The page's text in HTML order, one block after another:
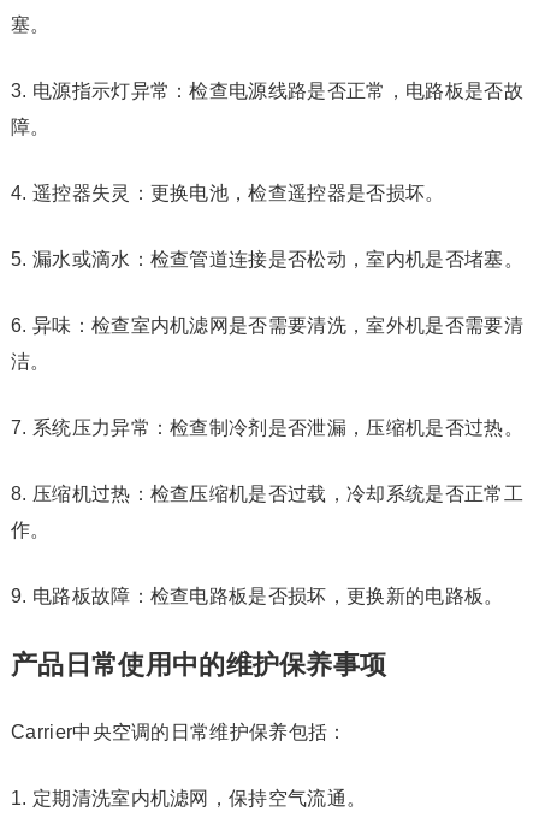
塞。
3. 电源指示灯异常：检查电源线路是否正常，电路板是否故
障。
4. 遥控器失灵：更换电池，检查遥控器是否损坏。
5. 漏水或滴水：检查管道连接是否松动，室内机是否堵塞。
6. 异味：检查室内机滤网是否需要清洗，室外机是否需要清
洁。
7. 系统压力异常：检查制冷剂是否泄漏，压缩机是否过热。
8. 压缩机过热：检查压缩机是否过载，冷却系统是否正常工
作。
9. 电路板故障：检查电路板是否损坏，更换新的电路板。
产品日常使用中的维护保养事项
Carrier中央空调的日常维护保养包括：
1. 定期清洗室内机滤网，保持空气流通。